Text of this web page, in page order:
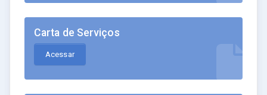
Carta de Serviços
Acessar